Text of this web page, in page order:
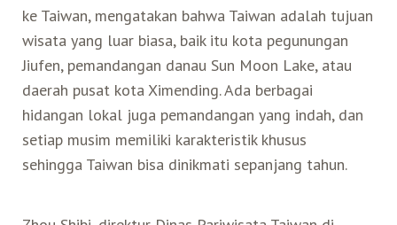
ke Taiwan, mengatakan bahwa Taiwan adalah tujuan
wisata yang luar biasa, baik itu kota pegunungan
Jiufen, pemandangan danau Sun Moon Lake, atau
daerah pusat kota Ximending. Ada berbagai
hidangan lokal juga pemandangan yang indah, dan
setiap musim memiliki karakteristik khusus
sehingga Taiwan bisa dinikmati sepanjang tahun.